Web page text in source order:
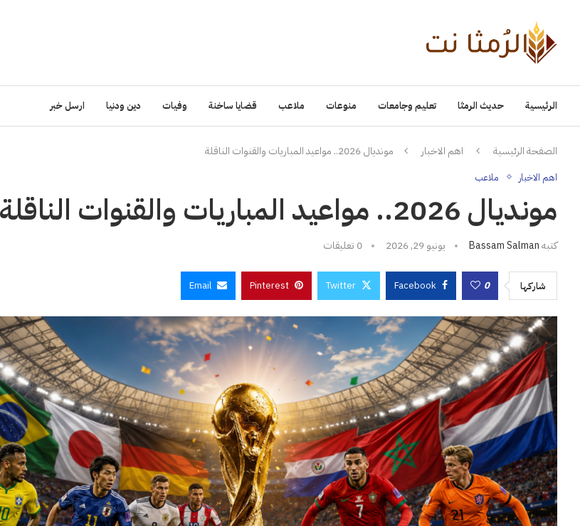
الرئيسية حديث الرمثا تعليم وجامعات منوعات ملاعب قضايا ساخنة وفيات دين ودنيا ارسل خبر
الصفحة الرئيسية اهم الاخبار مونديال 2026.. مواعيد المباريات والقنوات الناقلة
اهم الاخبار ملاعب
مونديال 2026.. مواعيد المباريات والقنوات الناقلة
كتبهBassam Salman يونيو 29, 2026 0 تعليقات
شاركها 0
Facebook
Twitter
Pinterest
Email